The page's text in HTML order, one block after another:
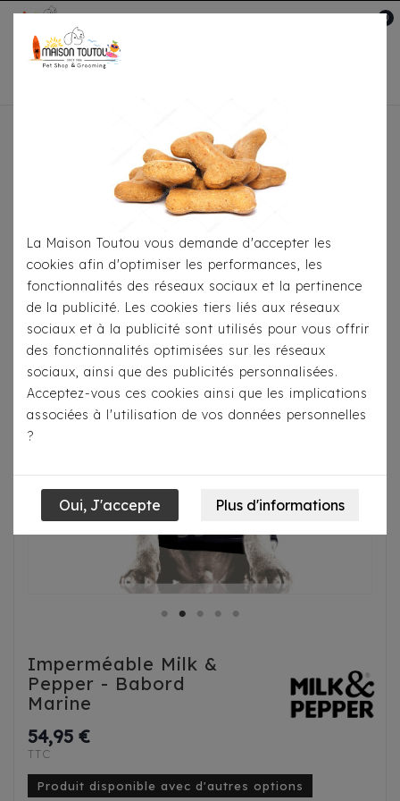
0
Accueil
Pour
Imperméables
Imperméable Milk &
Pepper - Babord Marine
Imperméable Milk &
Pepper - Babord
Marine
54,95 €
TTC
Produit disponible avec d'autres options
La Maison Toutou vous demande d'accepter les
cookies afin d'optimiser les performances, les
fonctionnalités des réseaux sociaux et la pertinence
de la publicité. Les cookies tiers liés aux réseaux
sociaux et à la publicité sont utilisés pour vous offrir
des fonctionnalités optimisées sur les réseaux
sociaux, ainsi que des publicités personnalisées.
Acceptez-vous ces cookies ainsi que les implications
associées à l'utilisation de vos données personnelles
?